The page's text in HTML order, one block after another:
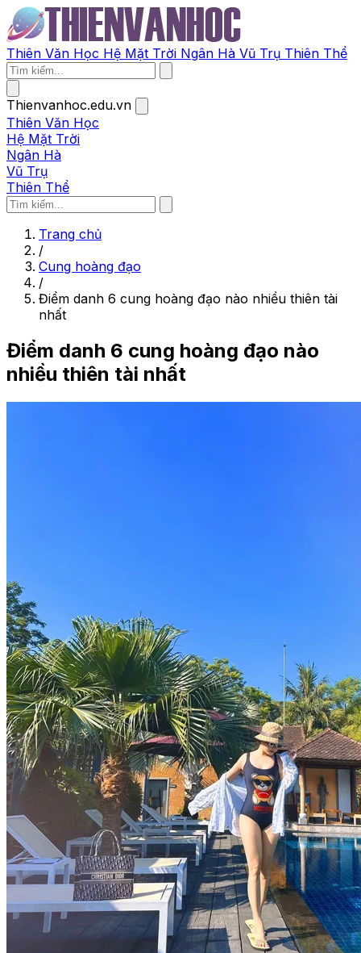
Thiên Văn Học Hệ Mặt Trời Ngân Hà Vũ Trụ Thiên Thể
Thienvanhoc.edu.vn
Thiên Văn Học
Hệ Mặt Trời
Ngân Hà
Vũ Trụ
Thiên Thể
Trang chủ
/
Cung hoàng đạo
/
Điểm danh 6 cung hoàng đạo nào nhiều thiên tài
nhất
Điểm danh 6 cung hoàng đạo nào
nhiều thiên tài nhất